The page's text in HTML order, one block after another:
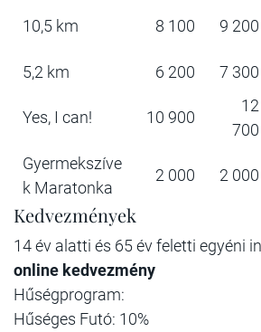
10,5 km 8 100 9 200
5,2 km
6 200 7 300
Yes, I can! 10 900
12
700
Gyermekszíve
k Maratonka
2 000 2 000
Kedvezmények
14 év alatti és 65 év feletti egyéni
online kedvezmény
Hűségprogram:
Hűséges Futó: 10%